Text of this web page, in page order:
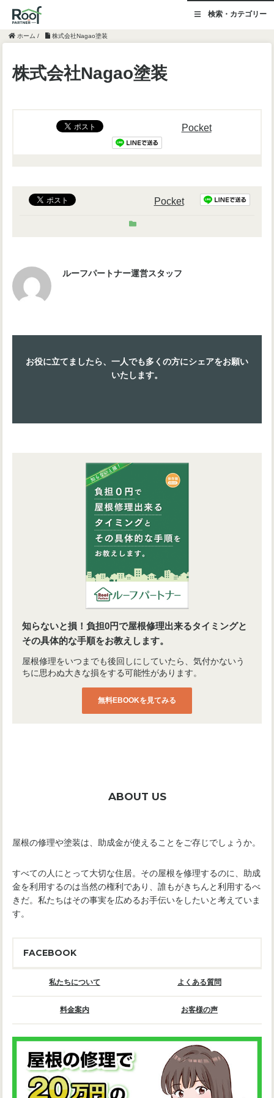
検索・カテゴリー
ホーム / 株式会社Nagao塗装
株式会社Nagao塗装
Pocket
Pocket
ルーフパートナー運営スタッフ
お役に立てましたら、一人でも多くの方にシェアをお願い
いたします。
知らないと損！負担0円で屋根修理出来るタイミングと
その具体的な手順をお教えします。
屋根修理をいつまでも後回しにしていたら、気付かないう
ちに思わぬ大きな損をする可能性があります。
無料EBOOKを見てみる
ABOUT US
屋根の修理や塗装は、助成金が使えることをご存じでしょうか。
すべての人にとって大切な住居。その屋根を修理するのに、助成
金を利用するのは当然の権利であり、誰もがきちんと利用するべ
きだ。私たちはその事実を広めるお手伝いをしたいと考えていま
す。
FACEBOOK
私たちについて よくある質問
料金案内 お客様の声